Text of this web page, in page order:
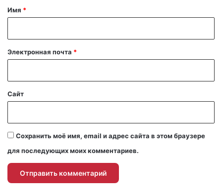
а
и
й
Имя *
Электронная почта *
Сайт
Сохранить моё имя, email и адрес сайта в этом браузере
для последующих моих комментариев.